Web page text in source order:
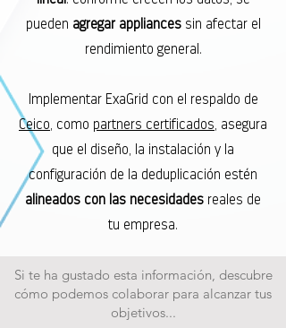
pueden agregar appliances sin afectar el
rendimiento general.
Implementar ExaGrid con el respaldo de
Ceico, como partners certificados, asegura
que el diseño, la instalación y la
configuración de la deduplicación estén
alineados con las necesidades reales de
tu empresa.
Si te ha gustado esta información, descubre
cómo podemos colaborar para alcanzar tus
objetivos...